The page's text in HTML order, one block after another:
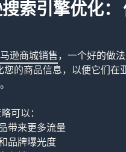
索引擎优化：
逊商城销售，一个好的做
您的商品信息，以便它们
可以：
带来更多流量
品牌曝光度